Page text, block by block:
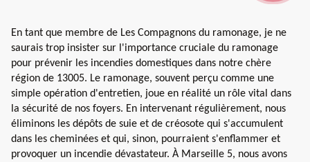
En tant que membre de Les Compagnons du ramonage, je ne
saurais trop insister sur l'importance cruciale du ramonage
pour prévenir les incendies domestiques dans notre chère
région de 13005. Le ramonage, souvent perçu comme une
simple opération d'entretien, joue en réalité un rôle vital dans
la sécurité de nos foyers. En intervenant régulièrement, nous
éliminons les dépôts de suie et de créosote qui s'accumulent
dans les cheminées et qui, sinon, pourraient s'enflammer et
provoquer un incendie dévastateur. À Marseille 5, nous avons